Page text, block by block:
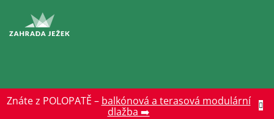
obsah
Znáte z POLOPATĚ – balkónová a terasová modulární
dlažba ➡️